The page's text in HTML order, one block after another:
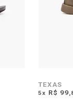
TEXAS
5x R$ 99